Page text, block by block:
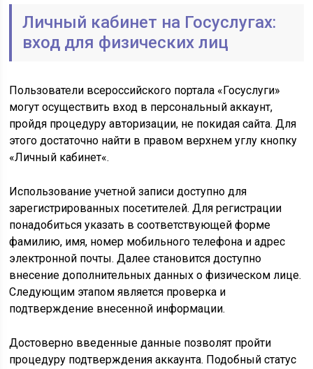
Личный кабинет на Госуслугах:
вход для физических лиц
Пользователи всероссийского портала «Госуслуги»
могут осуществить вход в персональный аккаунт,
пройдя процедуру авторизации, не покидая сайта. Для
этого достаточно найти в правом верхнем углу кнопку
«Личный кабинет«.
Использование учетной записи доступно для
зарегистрированных посетителей. Для регистрации
понадобиться указать в соответствующей форме
фамилию, имя, номер мобильного телефона и адрес
электронной почты. Далее становится доступно
внесение дополнительных данных о физическом лице.
Следующим этапом является проверка и
подтверждение внесенной информации.
Достоверно введенные данные позволят пройти
процедуру подтверждения аккаунта. Подобный статус